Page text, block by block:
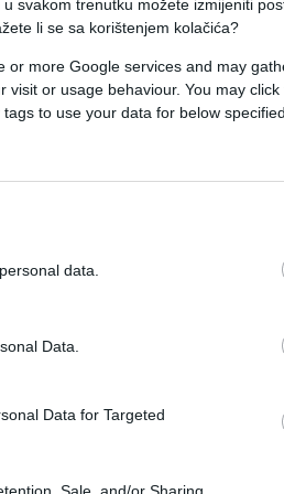
svakom trenutku možete izmijeniti
li se sa korištenjem kolačića?
or more Google services and may
visit or usage behaviour. You may
to use your data for below
data.
Data.
Data for Targeted
preliminarni rezultati
guverner, prenosi INA.